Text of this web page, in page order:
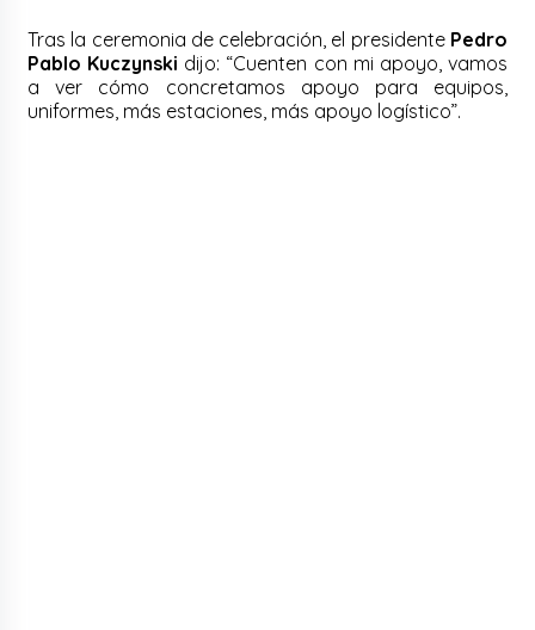
Tras la ceremonia de celebración, el presidente Pedro
Pablo Kuczynski dijo: “Cuenten con mi apoyo, vamos
a ver cómo concretamos apoyo para equipos,
uniformes, más estaciones, más apoyo logístico”.